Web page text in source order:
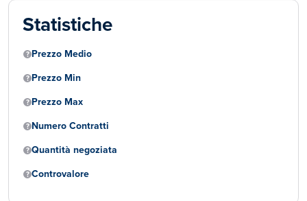
Statistiche
Prezzo Medio
Prezzo Min
Prezzo Max
Numero Contratti
Quantità negoziata
Controvalore